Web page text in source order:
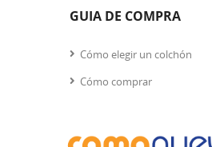
GUIA DE COMPRA
Cómo elegir un colchón
Cómo comprar